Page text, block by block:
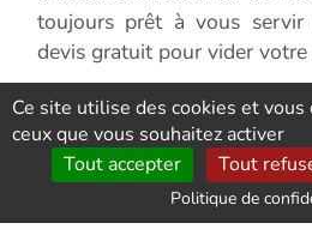
toujours prêt à vous
devis gratuit pour vider votre
Débarrassez-vous des
grâce au service de
Comme particulier, vider
encombrants peut être
Ce site utilise des cookies et
ceux que vous souhaitez activer
Tout accepter
Tout
Politique de